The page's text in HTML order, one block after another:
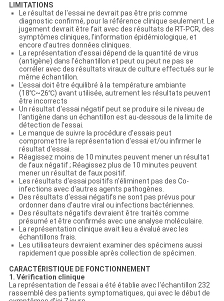
LIMITATIONS
Le résultat de l'essai ne devrait pas être pris comme
diagnostic confirmé, pour la référence clinique seulement. Le
jugement devrait être fait avec des résultats de RT-PCR, des
symptômes cliniques, l'information épidémiologique, et
encore d'autres données cliniques.
La représentation d'essai dépend de la quantité de virus
(antigène) dans l'échantillon et peut ou peut ne pas se
corréler avec des résultats viraux de culture effectués sur le
même échantillon.
L'essai doit être équilibré à la température ambiante
(18℃~26℃) avant utilisée, autrement les résultats peuvent
être incorrects
Un résultat d'essai négatif peut se produire si le niveau de
l'antigène dans un échantillon est au-dessous de la limite de
détection de l'essai.
Le manque de suivre la procédure d'essais peut
compromettre la représentation d'essai et/ou infirmer le
résultat d'essai.
Réagissez moins de 10 minutes peuvent mener un résultat
de faux négatif ; Réagissez plus de 10 minutes peuvent
mener un résultat de faux positif.
Les résultats d'essai positifs n'éliminent pas des Co-
infections avec d'autres agents pathogènes.
Des résultats d'essai négatifs ne sont pas prévus pour
ordonner dans d'autre viral ou infections bactériennes.
Des résultats négatifs devraient être traités comme
présumé et être confirmés avec une analyse moléculaire.
La représentation clinique avait lieu a évalué avec les
échantillons frais.
Les utilisateurs devraient examiner des spécimens aussi
rapidement que possible après collection de spécimen.
CARACTÉRISTIQUE DE FONCTIONNEMENT
1. Vérification clinique
La représentation de l'essai a été établie avec l'échantillon 232
rassemblé des patients symptomatiques, qui avec le début de